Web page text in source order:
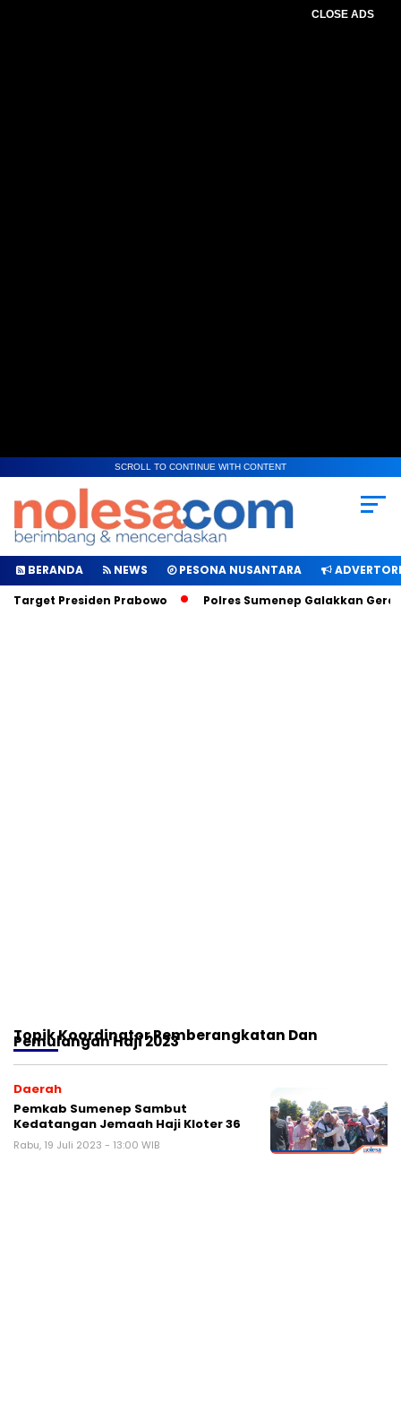
CLOSE ADS
SCROLL TO CONTINUE WITH CONTENT
BERANDA NEWS PESONA NUSANTARA
Presiden Prabowo
Polres Sumenep Galakkan
TopikKoordinator Pemberangkatan Dan
Pemulangan Haji 2023
Daerah
Pemkab Sumenep Sambut
Kedatangan Jemaah Haji Kloter 36
Rabu, 19 Juli 2023 - 13:00 WIB